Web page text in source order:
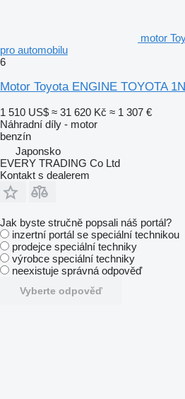
motor
pro automobilu
6
Motor Toyota ENGINE TOYOTA
1 510 US$ ≈ 31 620 Kč ≈ 1 307 €
Náhradní díly - motor
benzín
Japonsko
EVERY TRADING Co Ltd
Kontakt s dealerem
Jak byste stručně popsali náš portál?
inzertní portál se speciální technikou
prodejce speciální techniky
výrobce speciální techniky
neexistuje správná odpověď
Vyberte odpověď